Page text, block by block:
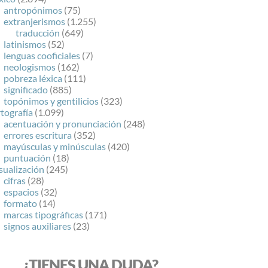
antropónimos (75)
extranjerismos (1.255)
traducción (649)
latinismos (52)
lenguas cooficiales (7)
neologismos (162)
pobreza léxica (111)
significado (885)
topónimos y gentilicios (323)
(1.099)
acentuación y pronunciación (248)
errores escritura (352)
mayúsculas y minúsculas (420)
puntuación (18)
(245)
cifras (28)
espacios (32)
formato (14)
marcas tipográficas (171)
signos auxiliares (23)
¿TIENES UNA DUDA?